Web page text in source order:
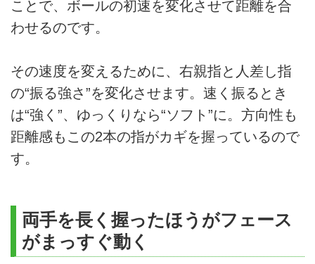
ことで、ボールの初速を変化させて距離を合
わせるのです。
その速度を変えるために、右親指と人差し指
の“振る強さ”を変化させます。速く振るとき
は“強く”、ゆっくりなら“ソフト”に。方向性も
距離感もこの2本の指がカギを握っているので
す。
両手を長く握ったほうがフェース
がまっすぐ動く